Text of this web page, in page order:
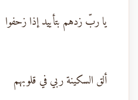
يا ربّ زدهم بتأييد إذا زحفوا
ألق السكينة ربي في قلوبهم